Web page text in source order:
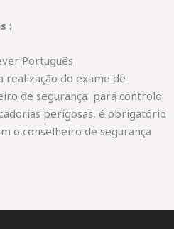
:
Português
do exame de
de segurança para controlo
perigosas, é obrigatório
o conselheiro de segurança